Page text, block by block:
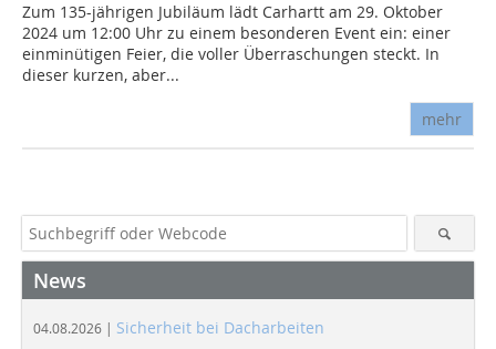
Zum 135-jährigen Jubiläum lädt Carhartt am 29. Oktober
2024 um 12:00 Uhr zu einem besonderen Event ein: einer
einminütigen Feier, die voller Überraschungen steckt. In
dieser kurzen, aber...
mehr
News
04.08.2026 | Sicherheit bei Dacharbeiten